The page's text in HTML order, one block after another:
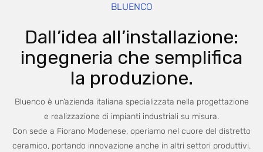
BLUENCO
Dall’idea all’installazione:
ingegneria che semplifica
la produzione.
Bluenco è un’azienda italiana specializzata nella progettazione
e realizzazione di impianti industriali su misura.
Con sede a Fiorano Modenese, operiamo nel cuore del distretto
ceramico, portando innovazione anche in altri settori produttivi.